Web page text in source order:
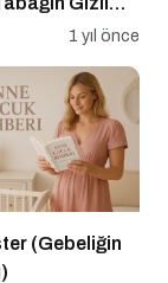
1 yıl önce
(Gebeliğin